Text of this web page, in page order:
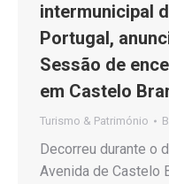
intermunicipal
Portugal,
Sessão de
em Castelo
Turismo & Património
Decorreu durante o
Avenida de Castelo